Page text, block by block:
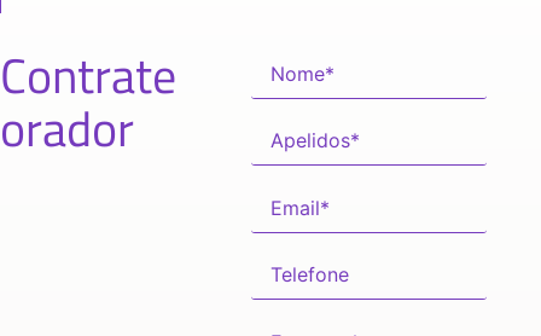
Contrate
orador